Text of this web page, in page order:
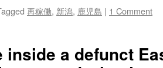
再稼働, 新潟, 鹿児島 | 1 Comment
inside a defunct